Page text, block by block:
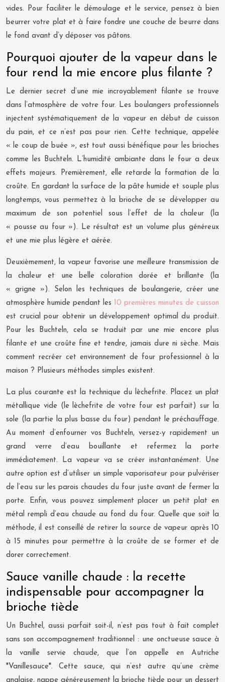
vides. Pour faciliter le démoulage et le service, pensez à bien
beurrer votre plat et à faire fondre une couche de beurre dans
le fond avant d’y déposer vos pâtons.
Pourquoi ajouter de la vapeur dans le
four rend la mie encore plus filante ?
Le dernier secret d’une mie incroyablement filante se trouve
dans l’atmosphère de votre four. Les boulangers professionnels
injectent systématiquement de la vapeur en début de cuisson
du pain, et ce n’est pas pour rien. Cette technique, appelée
« le coup de buée », est tout aussi bénéfique pour les brioches
comme les Buchteln. L’humidité ambiante dans le four a deux
effets majeurs. Premièrement, elle retarde la formation de la
croûte. En gardant la surface de la pâte humide et souple plus
longtemps, vous permettez à la brioche de se développer au
maximum de son potentiel sous l’effet de la chaleur (la
« pousse au four »). Le résultat est un volume plus généreux
et une mie plus légère et aérée.
Deuxièmement, la vapeur favorise une meilleure transmission de
la chaleur et une belle coloration dorée et brillante (la
« grigne »). Selon les techniques de boulangerie, créer une
atmosphère humide pendant les 10 premières minutes de cuisson
est crucial pour obtenir un développement optimal du produit.
Pour les Buchteln, cela se traduit par une mie encore plus
filante et une croûte fine et tendre, jamais dure ni sèche. Mais
comment recréer cet environnement de four professionnel à la
maison ? Plusieurs méthodes simples existent.
La plus courante est la technique du lèchefrite. Placez un plat
métallique vide (le lèchefrite de votre four est parfait) sur la
sole (la partie la plus basse du four) pendant le préchauffage.
Au moment d’enfourner vos Buchteln, versez-y rapidement un
grand verre d’eau bouillante et refermez la porte
immédiatement. La vapeur va se créer instantanément. Une
autre option est d’utiliser un simple vaporisateur pour pulvériser
de l’eau sur les parois chaudes du four juste avant de fermer la
porte. Enfin, vous pouvez simplement placer un petit plat en
métal rempli d’eau chaude au fond du four. Quelle que soit la
méthode, il est conseillé de retirer la source de vapeur après 10
à 15 minutes pour permettre à la croûte de se former et de
dorer correctement.
Sauce vanille chaude : la recette
indispensable pour accompagner la
brioche tiède
Un Buchtel, aussi parfait soit-il, n’est pas tout à fait complet
sans son accompagnement traditionnel : une onctueuse sauce à
la vanille servie chaude, que l’on appelle en Autriche
*Vanillesauce*. Cette sauce, qui n’est autre qu’une crème
anglaise, nappe généreusement la brioche tiède pour un dessert